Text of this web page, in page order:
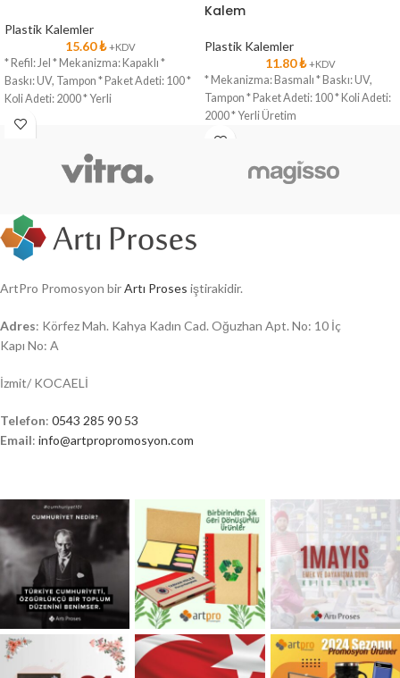
Plastik Kalemler
15.60₺ +KDV
* Refil: Jel * Mekanizma: Kapaklı *
Baskı: UV, Tampon * Paket Adeti: 100 *
Koli Adeti: 2000 * Yerli
Kalem
Plastik Kalemler
11.80₺ +KDV
* Mekanizma: Basmalı * Baskı: UV,
Tampon * Paket Adeti: 100 * Koli Adeti:
2000 * Yerli Üretim
ArtPro Promosyon birArtı Proses iştirakidir.
Adres: Körfez Mah. Kahya Kadın Cad. Oğuzhan Apt. No: 10 İç
Kapı No: A
İzmit/ KOCAELİ
Telefon: 0543 285 90 53
Email: info@artpropromosyon.com